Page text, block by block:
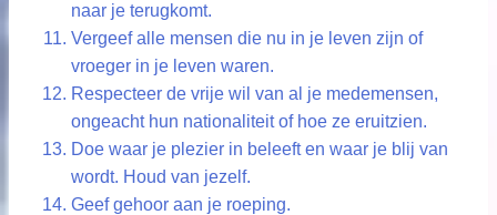
naar je terugkomt.
Vergeef alle mensen die nu in je leven zijn of
vroeger in je leven waren.
Respecteer de vrije wil van al je medemensen,
ongeacht hun nationaliteit of hoe ze eruitzien.
Doe waar je plezier in beleeft en waar je blij van
wordt. Houd van jezelf.
Geef gehoor aan je roeping.